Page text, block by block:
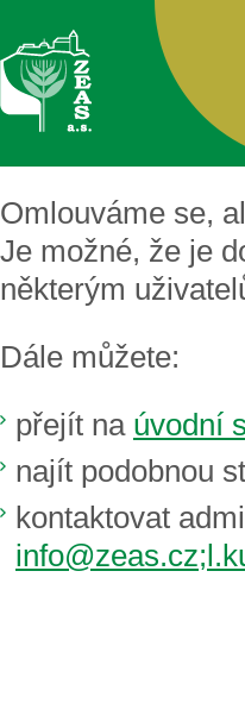
Omlouváme se,
Je možné, že je
některým
Dále můžete:
přejít na úvodní
najít podobnou
kontaktovat